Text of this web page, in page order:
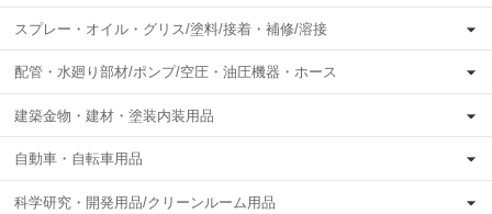
スプレー・オイル・グリス/塗料/接着・補修/溶接
配管・水廻り部材/ポンプ/空圧・油圧機器・ホース
建築金物・建材・塗装内装用品
自動車・自転車用品
科学研究・開発用品/クリーンルーム用品